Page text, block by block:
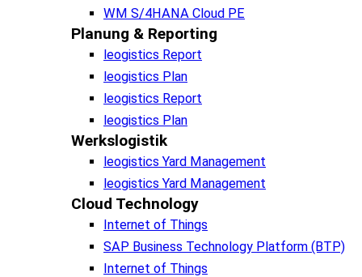
WM S/4HANA Cloud PE
Planung & Reporting
leogistics Report
leogistics Plan
leogistics Report
leogistics Plan
Werkslogistik
leogistics Yard Management
leogistics Yard Management
Cloud Technology
Internet of Things
SAP Business Technology Platform (BTP)
Internet of Things